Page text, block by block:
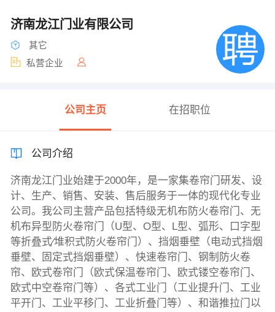
济南龙江门业有限公司
其它
私营企业
公司主页 在招职位
公司介绍
济南龙江门业始建于2000年，是一家集卷帘门研发、设
计、生产、销售、安装、售后服务于一体的现代化专业
公司。我公司主营产品包括特级无机布防火卷帘门、无
机布异型防火卷帘门（U型、O型、L型、弧形、口字型
等折叠式∕堆积式防火卷帘门）、挡烟垂壁（电动式挡烟
垂壁、固定式挡烟垂壁）、快速卷帘门、钢制防火卷
帘、欧式卷帘门（欧式保温卷帘门、欧式镂空卷帘门、
欧式中空卷帘门等）、各式工业门（工业提升门、工业
平开门、工业平移门、工业折叠门等）、和谐推拉门以